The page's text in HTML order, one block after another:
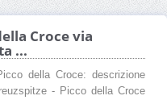
Croce via
...
della Croce: descrizione
- Picco della Croce